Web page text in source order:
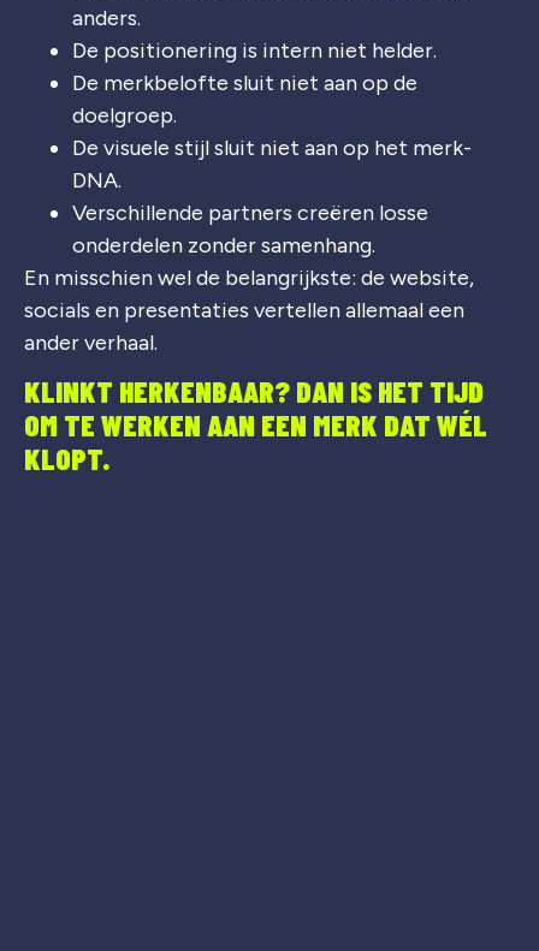
anders.
De positionering is intern niet helder.
De merkbelofte sluit niet aan op de
doelgroep.
De visuele stijl sluit niet aan op het merk-
DNA.
Verschillende partners creëren losse
onderdelen zonder samenhang.
En misschien wel de belangrijkste: de website,
socials en presentaties vertellen allemaal een
ander verhaal.
KLINKT HERKENBAAR? DAN IS HET TIJD
OM TE WERKEN AAN EEN MERK DAT WÉL
KLOPT.